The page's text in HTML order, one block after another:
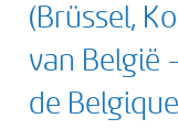
(Brüssel,
van België
de Belgique